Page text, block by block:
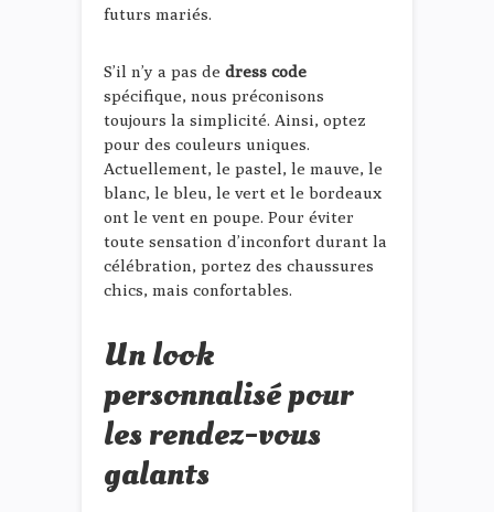
futurs mariés.
S’il n’y a pas de dress code
spécifique, nous préconisons
toujours la simplicité. Ainsi, optez
pour des couleurs uniques.
Actuellement, le pastel, le mauve, le
blanc, le bleu, le vert et le bordeaux
ont le vent en poupe. Pour éviter
toute sensation d’inconfort durant la
célébration, portez des chaussures
chics, mais confortables.
Un look
personnalisé pour
les rendez-vous
galants